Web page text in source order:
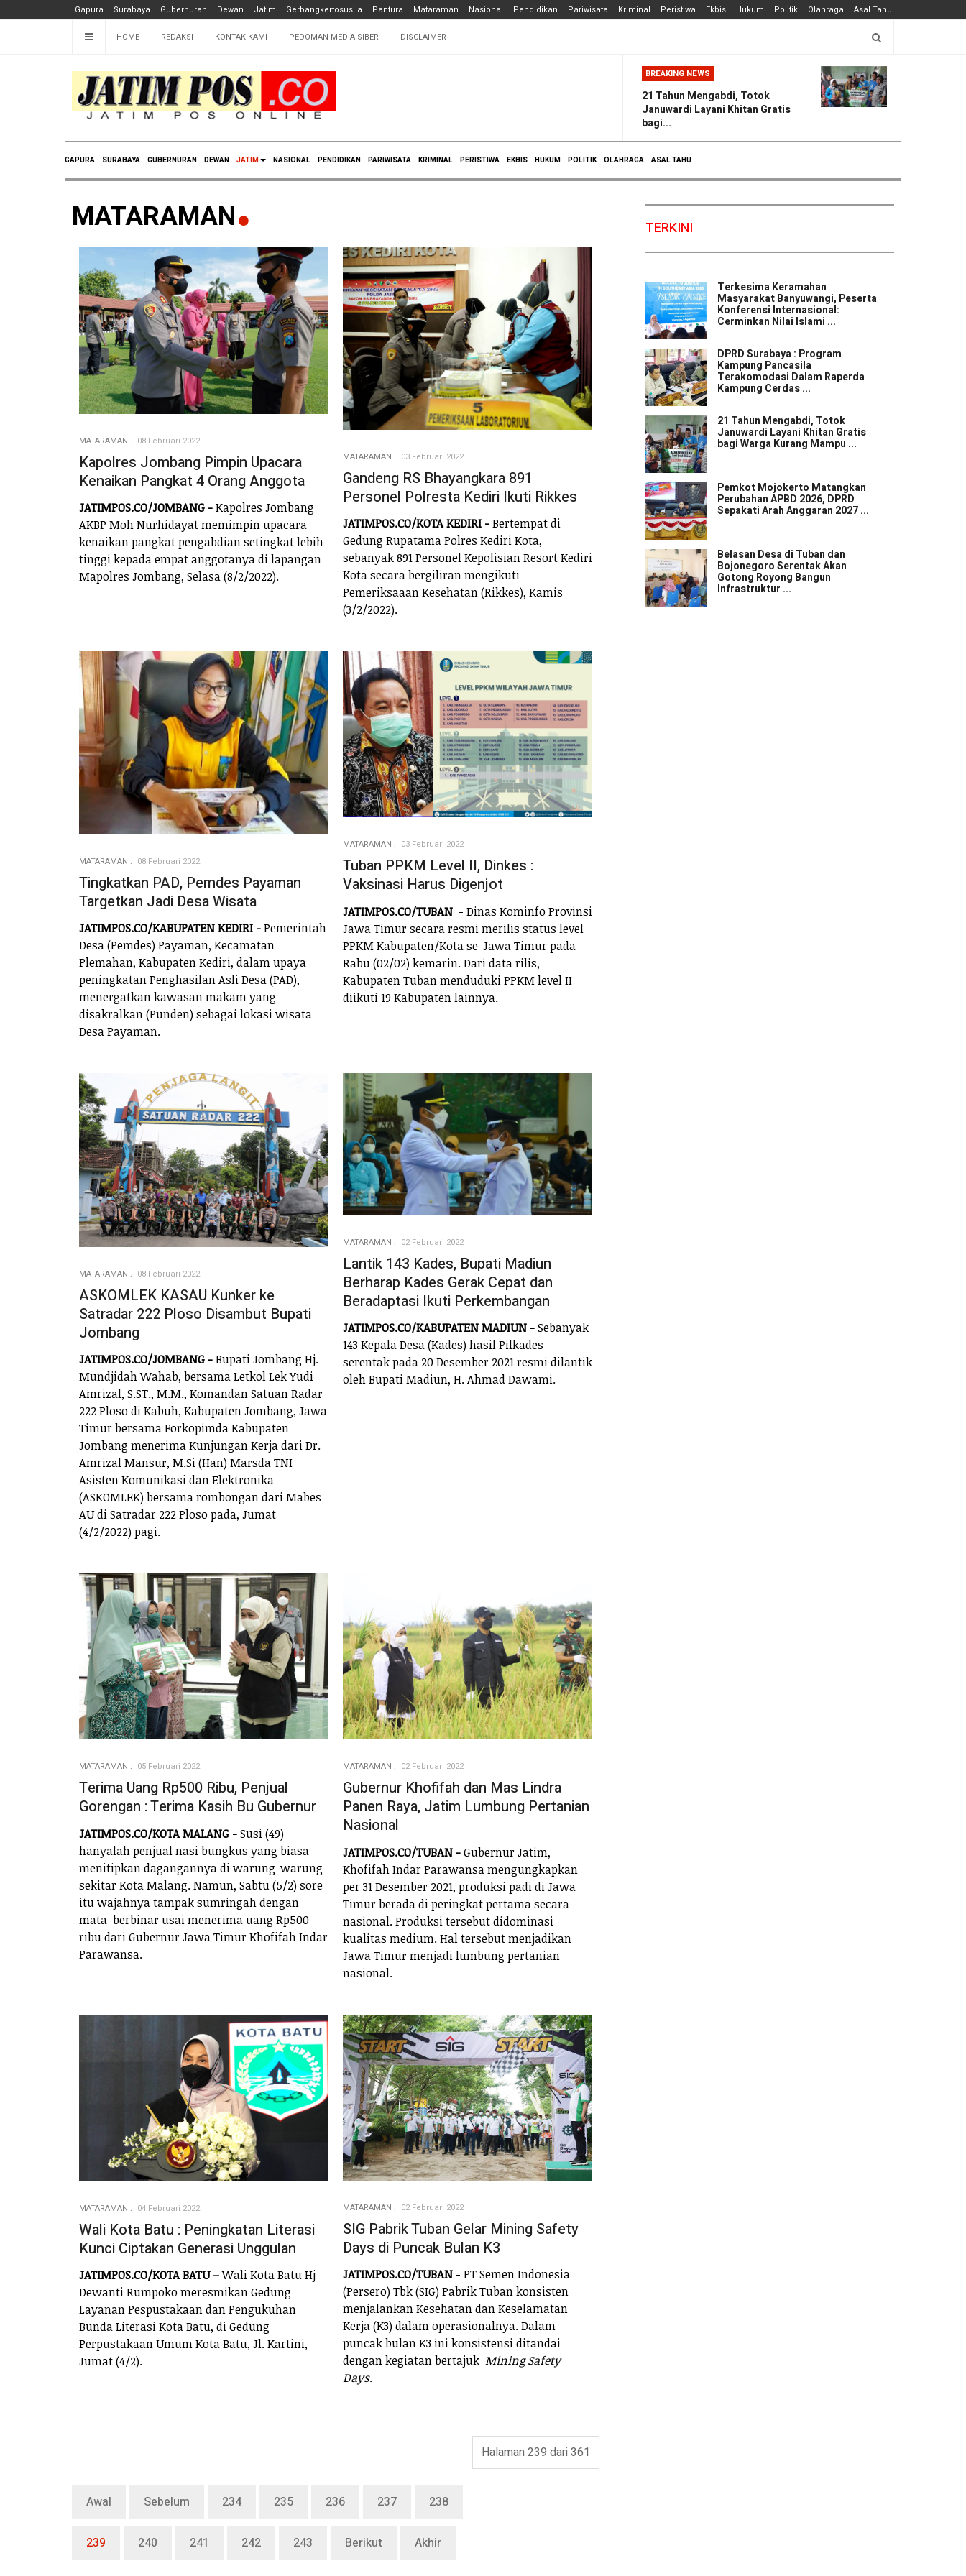
Gapura Surabaya Gubernuran Dewan Jatim Gerbangkertosusila Pantura Mataraman Nasional Pendidikan Pariwisata Kriminal Peristiwa Ekbis Hukum Politik Olahraga Asal Tahu
HOME REDAKSI KONTAK KAMI PEDOMAN MEDIA SIBER DISCLAIMER
BREAKING NEWS
21 Tahun Mengabdi, Totok
Januwardi Layani Khitan Gratis
bagi...
GAPURA SURABAYA GUBERNURAN DEWAN JATIM NASIONAL PENDIDIKAN PARIWISATA KRIMINAL PERISTIWA EKBIS HUKUM POLITIK OLAHRAGA ASAL TAHU
MATARAMAN
MATARAMAN 08 Februari 2022
Kapolres Jombang Pimpin Upacara
Kenaikan Pangkat 4 Orang Anggota
JATIMPOS.CO/JOMBANG -Kapolres Jombang
AKBP Moh Nurhidayat memimpin upacara
kenaikan pangkat pengabdian setingkat lebih
tinggi kepada empat anggotanya di lapangan
Mapolres Jombang, Selasa (8/2/2022).
MATARAMAN 03 Februari 2022
Gandeng RS Bhayangkara 891
Personel Polresta Kediri Ikuti Rikkes
JATIMPOS.CO/KOTA KEDIRI -Bertempat di
Gedung Rupatama Polres Kediri Kota,
sebanyak 891 Personel Kepolisian Resort Kediri
Kota secara bergiliran mengikuti
Pemeriksaaan Kesehatan (Rikkes), Kamis
(3/2/2022).
MATARAMAN 08 Februari 2022
Tingkatkan PAD, Pemdes Payaman
Targetkan Jadi Desa Wisata
JATIMPOS.CO/KABUPATEN KEDIRI -Pemerintah
Desa (Pemdes) Payaman, Kecamatan
Plemahan, Kabupaten Kediri, dalam upaya
peningkatan Penghasilan Asli Desa (PAD),
menergatkan kawasan makam yang
disakralkan (Punden) sebagai lokasi wisata
Desa Payaman.
MATARAMAN 03 Februari 2022
Tuban PPKM Level II, Dinkes :
Vaksinasi Harus Digenjot
JATIMPOS.CO/TUBAN - Dinas Kominfo Provinsi
Jawa Timur secara resmi merilis status level
PPKM Kabupaten/Kota se-Jawa Timur pada
Rabu (02/02) kemarin. Dari data rilis,
Kabupaten Tuban menduduki PPKM level II
diikuti 19 Kabupaten lainnya.
MATARAMAN 08 Februari 2022
ASKOMLEK KASAU Kunker ke
Satradar 222 Ploso Disambut Bupati
Jombang
JATIMPOS.CO/JOMBANG -Bupati Jombang Hj.
Mundjidah Wahab, bersama Letkol Lek Yudi
Amrizal, S.ST., M.M., Komandan Satuan Radar
222 Ploso di Kabuh, Kabupaten Jombang, Jawa
Timur bersama Forkopimda Kabupaten
Jombang menerima Kunjungan Kerja dari Dr.
Amrizal Mansur, M.Si (Han) Marsda TNI
Asisten Komunikasi dan Elektronika
(ASKOMLEK) bersama rombongan dari Mabes
AU di Satradar 222 Ploso pada, Jumat
(4/2/2022) pagi.
MATARAMAN 02 Februari 2022
Lantik 143 Kades, Bupati Madiun
Berharap Kades Gerak Cepat dan
Beradaptasi Ikuti Perkembangan
JATIMPOS.CO/KABUPATEN MADIUN -Sebanyak
143 Kepala Desa (Kades) hasil Pilkades
serentak pada 20 Desember 2021 resmi dilantik
oleh Bupati Madiun, H. Ahmad Dawami.
MATARAMAN 05 Februari 2022
Terima Uang Rp500 Ribu, Penjual
Gorengan : Terima Kasih Bu Gubernur
JATIMPOS.CO/KOTA MALANG -Susi (49)
hanyalah penjual nasi bungkus yang biasa
menitipkan dagangannya di warung-warung
sekitar Kota Malang. Namun, Sabtu (5/2) sore
itu wajahnya tampak sumringah dengan
mata berbinar usai menerima uang Rp500
ribu dari Gubernur Jawa Timur Khofifah Indar
Parawansa.
MATARAMAN 02 Februari 2022
Gubernur Khofifah dan Mas Lindra
Panen Raya, Jatim Lumbung Pertanian
Nasional
JATIMPOS.CO/TUBAN -Gubernur Jatim,
Khofifah Indar Parawansa mengungkapkan
per 31 Desember 2021, produksi padi di Jawa
Timur berada di peringkat pertama secara
nasional. Produksi tersebut didominasi
kualitas medium. Hal tersebut menjadikan
Jawa Timur menjadi lumbung pertanian
nasional.
MATARAMAN 04 Februari 2022
Wali Kota Batu : Peningkatan Literasi
Kunci Ciptakan Generasi Unggulan
JATIMPOS.CO/KOTA BATU –Wali Kota Batu Hj
Dewanti Rumpoko meresmikan Gedung
Layanan Pespustakaan dan Pengukuhan
Bunda Literasi Kota Batu, di Gedung
Perpustakaan Umum Kota Batu, Jl. Kartini,
Jumat (4/2).
MATARAMAN 02 Februari 2022
SIG Pabrik Tuban Gelar Mining Safety
Days di Puncak Bulan K3
JATIMPOS.CO/TUBAN - PT Semen Indonesia
(Persero) Tbk (SIG) Pabrik Tuban konsisten
menjalankan Kesehatan dan Keselamatan
Kerja (K3) dalam operasionalnya. Dalam
puncak bulan K3 ini konsistensi ditandai
dengan kegiatan bertajuk Mining Safety
Days.
Halaman 239 dari 361
Awal Sebelum 234 235 236 237 238
239 240 241 242 243 Berikut Akhir
TERKINI
Terkesima Keramahan
Masyarakat Banyuwangi, Peserta
Konferensi Internasional:
Cerminkan Nilai Islami ...
DPRD Surabaya : Program
Kampung Pancasila
Terakomodasi Dalam Raperda
Kampung Cerdas ...
21 Tahun Mengabdi, Totok
Januwardi Layani Khitan Gratis
bagi Warga Kurang Mampu ...
Pemkot Mojokerto Matangkan
Perubahan APBD 2026, DPRD
Sepakati Arah Anggaran 2027 ...
Belasan Desa di Tuban dan
Bojonegoro Serentak Akan
Gotong Royong Bangun
Infrastruktur ...